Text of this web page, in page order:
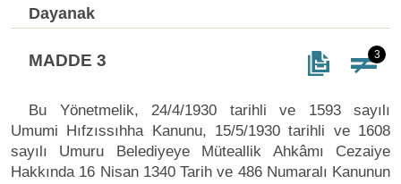
Dayanak
MADDE 3 3
Bu Yönetmelik, 24/4/1930 tarihli ve 1593 sayılı
Umumi Hıfzıssıhha Kanunu, 15/5/1930 tarihli ve 1608
sayılı Umuru Belediyeye Müteallik Ahkâmı Cezaiye
Hakkında 16 Nisan 1340 Tarih ve 486 Numaralı Kanunun